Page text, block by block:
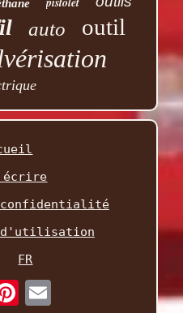
auto outil
écrire
d'utilisation
FR